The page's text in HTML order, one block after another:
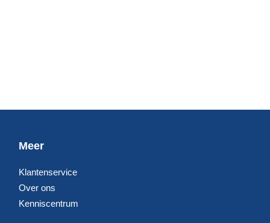
Meer
Klantenservice
Over ons
Kenniscentrum